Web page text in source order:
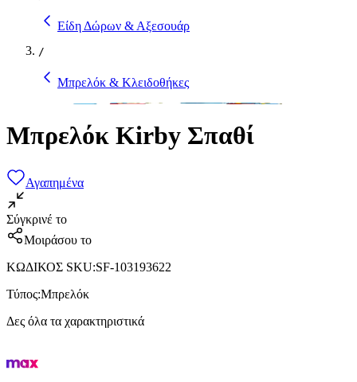
Είδη Δώρων & Αξεσουάρ
/
Μπρελόκ & Κλειδοθήκες
Μπρελόκ Kirby Σπαθί
Αγαπημένα
Σύγκρινέ το
Μοιράσου το
ΚΩΔΙΚΟΣ SKU:SF-103193622
Τύπος:Μπρελόκ
Δες όλα τα χαρακτηριστικά